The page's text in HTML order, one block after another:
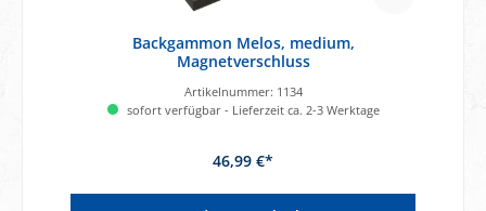
Backgammon Melos, medium,
Magnetverschluss
Artikelnummer: 1134
sofort verfügbar - Lieferzeit ca. 2-3 Werktage
46,99 €*